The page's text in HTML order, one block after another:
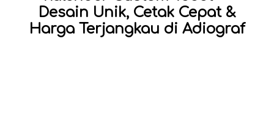
Desain Unik, Cetak Cepat &
Harga Terjangkau di Adiograf